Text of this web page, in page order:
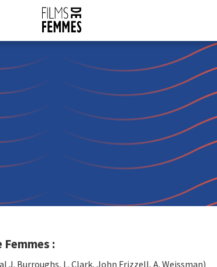
:
J. Burroughs, L. Clark, John Frizzell, A. Weissman)